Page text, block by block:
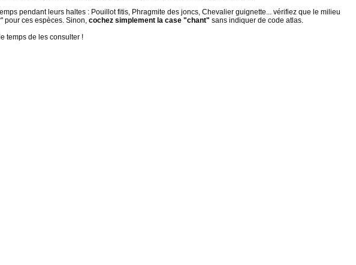
pendant leurs haltes : Pouillot fitis, Phragmite des joncs, Chevalier guignette... vérifiez que le milieu
pour ces espèces. Sinon, cochez simplement la case "chant" sans indiquer de code atlas.
temps de les consulter !